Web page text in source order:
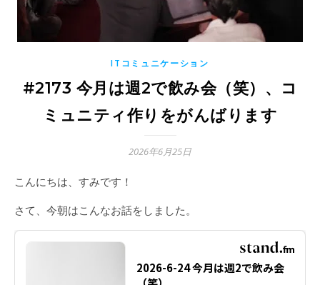
ITコミュニケーション
#2173 今月は週2で飲み会（笑）、コ
ミュニティ作りをがんばります
2026年6月25日
こんにちは、すみです！
さて、今朝はこんなお話をしました。